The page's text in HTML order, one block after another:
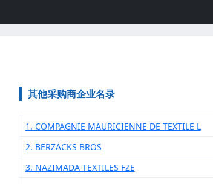
其他采购商企业名录
1. COMPAGNIE MAURICIENNE DE TEXTILE L
2. BERZACKS BROS
3. NAZIMADA TEXTILES FZE